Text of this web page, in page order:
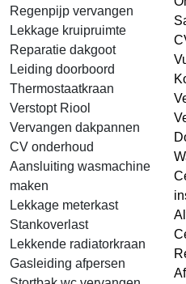
Regenpijp vervangen
Lekkage kruipruimte
Reparatie dakgoot
Leiding doorboord
Thermostaatkraan
Verstopt Riool
Vervangen dakpannen
CV onderhoud
Aansluiting wasmachine
maken
Lekkage meterkast
Stankoverlast
Lekkende radiatorkraan
Gasleiding afpersen